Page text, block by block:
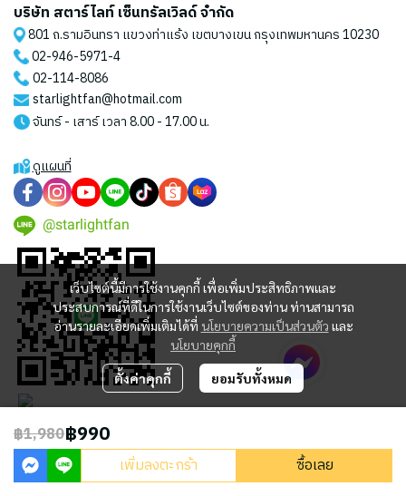
฿1,980฿990
เพิ่มลงตะกร้า ซื้อเลย
เว็บไซต์นี้มีการใช้งานคุกกี้ เพื่อเพิ่มประสิทธิภาพและ
ประสบการณ์ที่ดีในการใช้งานเว็บไซต์ของท่าน ท่านสามารถ
อ่านรายละเอียดเพิ่มเติมได้ที่ นโยบายความเป็นส่วนตัว และ
นโยบายคุกกี้
ตั้งค่าคุกกี้ ยอมรับทั้งหมด
บริษัท สตาร์ไลท์ เซ็นทรัลเวิลด์ จำกัด
801 ถ.รามอินทรา แขวงท่าแร้ง เขตบางเขน กรุงเทพมหานคร 10230
02-946-5971-4
02-114-8086
starlightfan@hotmail.com
จันทร์ - เสาร์ เวลา 8.00 - 17.00 น.
ดูแผนที่
@starlightfan
2023 © STARLIGHT CENTRAL WORLD CO., LTD
Powered By MakeWebEasy